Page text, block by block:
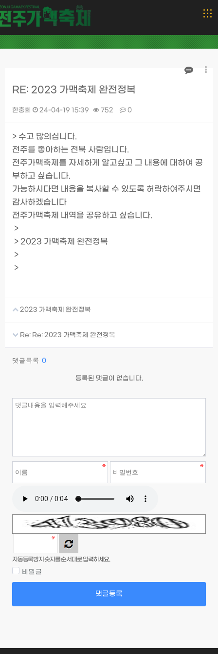
RE: 2023 가맥축제 완전정복
한충희 24-04-19 15:39 752 0
본문
> 수고 많의십니다.
전주를 좋아하는 전북 사람입니다.
전주가맥축제를 자세하게 알고싶고 그 내용에 대하여 공
부하고 싶습니다.
가능하시다면 내용을 복사할 수 있도록 허락하여주시면
감사하겠습니다
전주가맥축제 내역을 공유하고 싶습니다.
>
> 2023 가맥축제 완전정복
>
>
2023 가맥축제 완전정복
Re: Re: 2023 가맥축제 완전정복
댓글목록 0
등록된 댓글이 없습니다.
자동등록방지 숫자를 순서대로 입력하세요.
비밀글
댓글등록